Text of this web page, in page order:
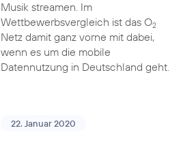
Musik streamen. Im
Wettbewerbsvergleich ist das O2
Netz damit ganz vorne mit dabei,
wenn es um die mobile
Datennutzung in Deutschland geht.
22. Januar 2020